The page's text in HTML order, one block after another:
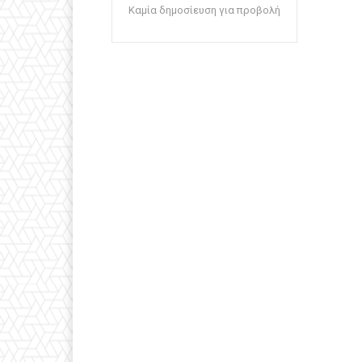
Καμία δημοσίευση για προβολή